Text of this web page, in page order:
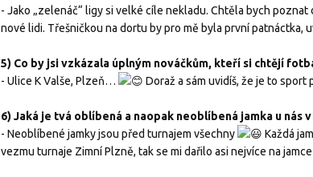
- Jako „zelenáč“ ligy si velké cíle nekladu. Chtěla bych
nové lidi. Třešničkou na dortu by pro mě byla první patnáctka,
5) Co by jsi vzkázala úplným nováčkům, kteří si chtějí
- Ulice K Valše, Plzeň…
Doraž a sám uvidíš, že je to sport
6) Jaká je tvá oblíbená a naopak neoblíbená jamka u nás v
- Neoblíbené jamky jsou před turnajem všechny
Každá
vezmu turnaje Zimní Plzně, tak se mi dařilo asi nejvíce na jamce